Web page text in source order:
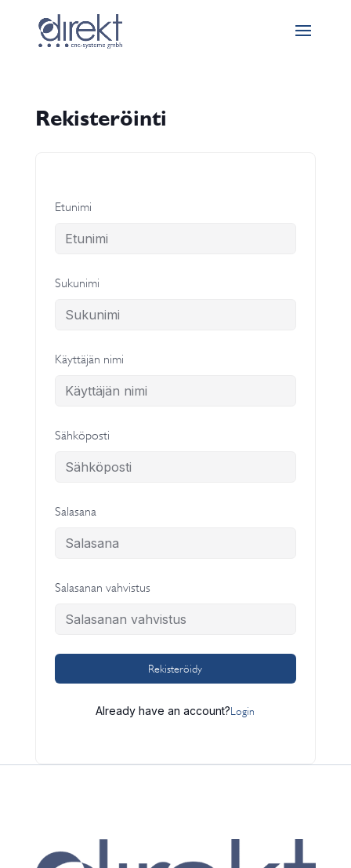
Rekisteröinti
Etunimi
Sukunimi
Käyttäjän nimi
Sähköposti
Salasana
Salasanan vahvistus
Rekisteröidy
Already have an account?Login